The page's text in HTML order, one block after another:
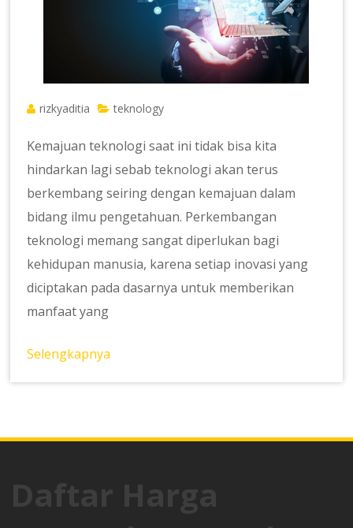
rizkyaditia teknology
Kemajuan teknologi saat ini tidak bisa kita
hindarkan lagi sebab teknologi akan terus
berkembang seiring dengan kemajuan dalam
bidang ilmu pengetahuan. Perkembangan
teknologi memang sangat diperlukan bagi
kehidupan manusia, karena setiap inovasi yang
diciptakan pada dasarnya untuk memberikan
manfaat yang
Selengkapnya
Daftar Harga